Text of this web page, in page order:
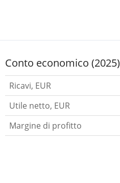
Conto economico (2025)
Ricavi, EUR
Utile netto, EUR
Margine di profitto